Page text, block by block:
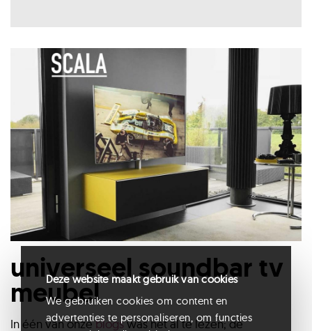
Deze website maakt gebruik van cookies
We gebruiken cookies om content en
advertenties te personaliseren, om functies
universeel soundbar tv
meubel
In één van onzeblogswas het al te lezen; de